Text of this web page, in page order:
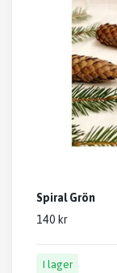
Spiral Grön
140 kr
I lager